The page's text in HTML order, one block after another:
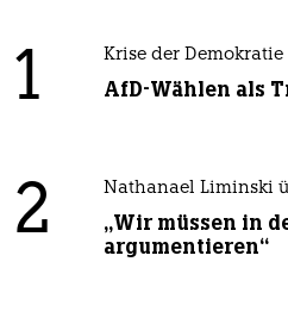
1 Krise der Demokratie
AfD-Wählen als
2 Nathanael Liminski
„Wir müssen in
argumentieren“